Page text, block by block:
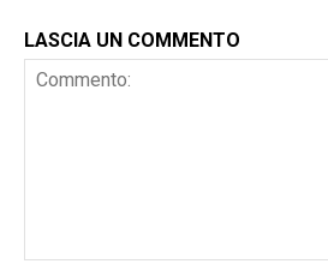
LASCIA UN COMMENTO